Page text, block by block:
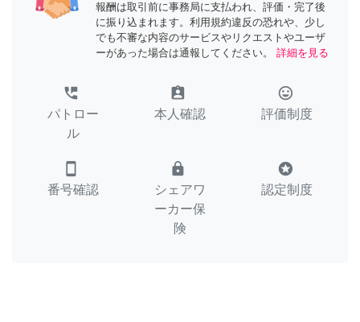
報酬は取引前に事務局に支払われ、評価・完了後
に振り込まれます。利用規約違反の恐れや、少し
でも不審な内容のサービスやリクエストやユーザ
ーがあった場合は通報してください。
詳細を見る
perm_phone_msg
パトロー
ル
assignment_ind
本人確認
tag_faces
評価制度
smartphone
番号確認
lock
シェアワ
ーカー保
険
stars
認定制度